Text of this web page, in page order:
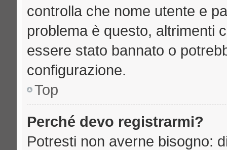
controlla che nome utente e
problema è questo, altrimenti
essere stato bannato o
configurazione.
Top
Perché devo registrarmi?
Potresti non averne bisogno: